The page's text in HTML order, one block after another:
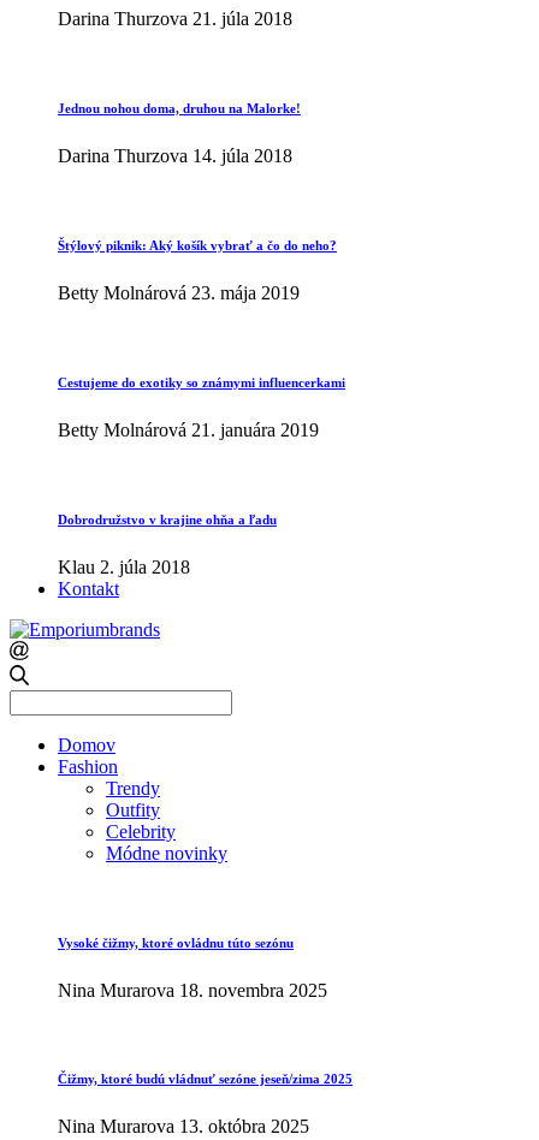
Darina Thurzova 21. júla 2018
Jednou nohou doma, druhou na Malorke!
Darina Thurzova 14. júla 2018
Štýlový piknik: Aký košík vybrať a čo do neho?
Betty Molnárová 23. mája 2019
Cestujeme do exotiky so známymi influencerkami
Betty Molnárová 21. januára 2019
Dobrodružstvo v krajine ohňa a ľadu
Klau 2. júla 2018
Kontakt
for:
Domov
Fashion
Trendy
Outfity
Celebrity
Módne novinky
Vysoké čižmy, ktoré ovládnu túto sezónu
Nina Murarova 18. novembra 2025
Čižmy, ktoré budú vládnuť sezóne jeseň/zima 2025
Nina Murarova 13. októbra 2025